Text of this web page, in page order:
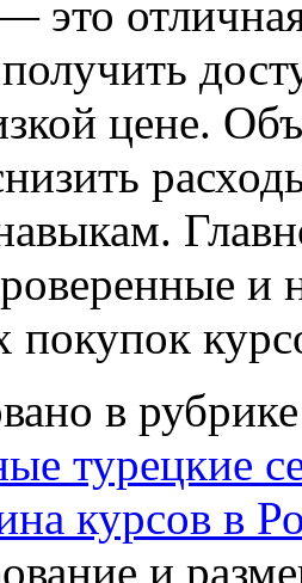
это
цене.
покупок
в
турецкие
курсов в
и